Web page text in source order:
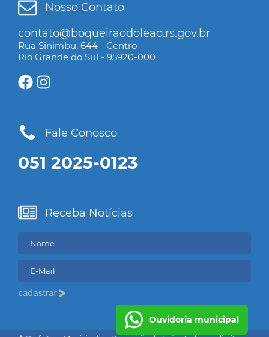
Nosso Contato
contato@boqueiraodoleao.rs.gov.br
Rua Sinimbu, 644 - Centro
Rio Grande do Sul - 95920-000
Fale Conosco
051 2025-0123
Receba Notícias
Ouvidoria municipal